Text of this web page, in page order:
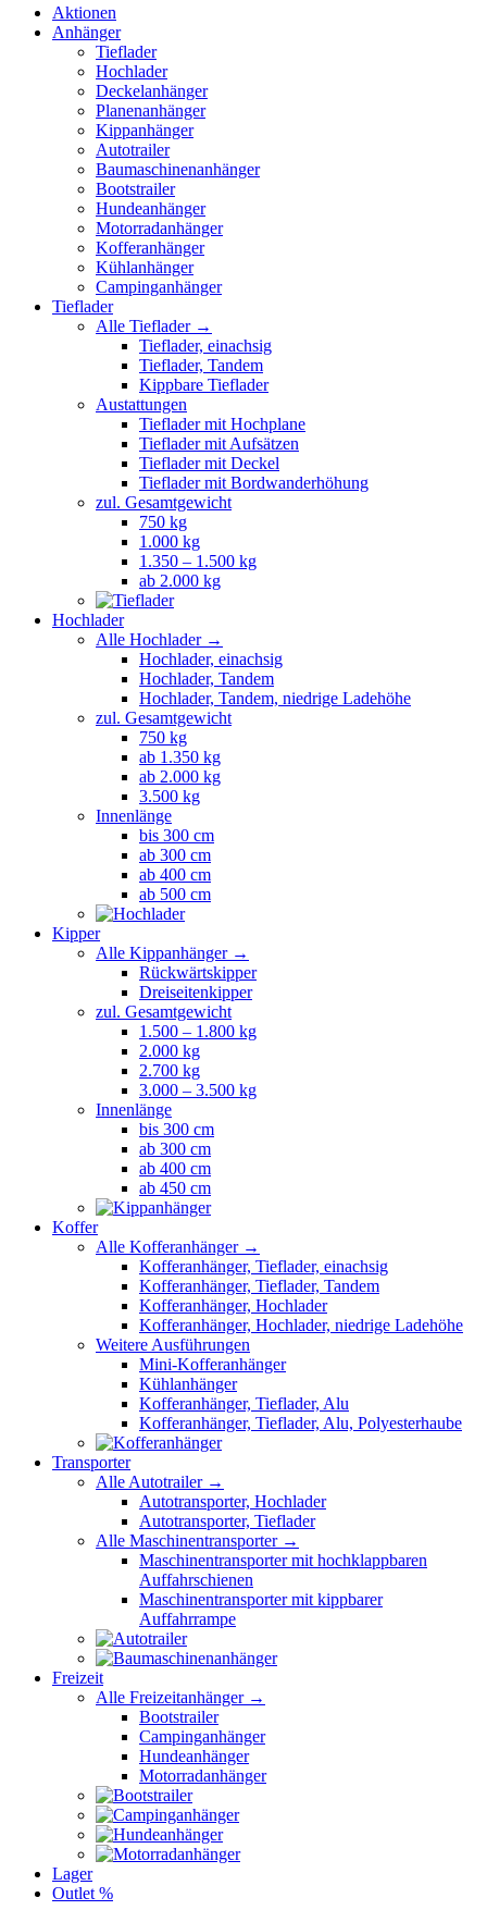
Aktionen
Anhänger
Tieflader
Hochlader
Deckelanhänger
Planenanhänger
Kippanhänger
Autotrailer
Baumaschinenanhänger
Bootstrailer
Hundeanhänger
Motorradanhänger
Kofferanhänger
Kühlanhänger
Campinganhänger
Tieflader
Alle Tieflader →
Tieflader, einachsig
Tieflader, Tandem
Kippbare Tieflader
Austattungen
Tieflader mit Hochplane
Tieflader mit Aufsätzen
Tieflader mit Deckel
Tieflader mit Bordwanderhöhung
zul. Gesamtgewicht
750 kg
1.000 kg
1.350 – 1.500 kg
ab 2.000 kg
Hochlader
Alle Hochlader →
Hochlader, einachsig
Hochlader, Tandem
Hochlader, Tandem, niedrige Ladehöhe
zul. Gesamtgewicht
750 kg
ab 1.350 kg
ab 2.000 kg
3.500 kg
Innenlänge
bis 300 cm
ab 300 cm
ab 400 cm
ab 500 cm
Kipper
Alle Kippanhänger →
Rückwärtskipper
Dreiseitenkipper
zul. Gesamtgewicht
1.500 – 1.800 kg
2.000 kg
2.700 kg
3.000 – 3.500 kg
Innenlänge
bis 300 cm
ab 300 cm
ab 400 cm
ab 450 cm
Koffer
Alle Kofferanhänger →
Kofferanhänger, Tieflader, einachsig
Kofferanhänger, Tieflader, Tandem
Kofferanhänger, Hochlader
Kofferanhänger, Hochlader, niedrige Ladehöhe
Weitere Ausführungen
Mini-Kofferanhänger
Kühlanhänger
Kofferanhänger, Tieflader, Alu
Kofferanhänger, Tieflader, Alu, Polyesterhaube
Transporter
Alle Autotrailer →
Autotransporter, Hochlader
Autotransporter, Tieflader
Alle Maschinentransporter →
Maschinentransporter mit hochklappbaren
Auffahrschienen
Maschinentransporter mit kippbarer
Auffahrrampe
Freizeit
Alle Freizeitanhänger →
Bootstrailer
Campinganhänger
Hundeanhänger
Motorradanhänger
Lager
Outlet %